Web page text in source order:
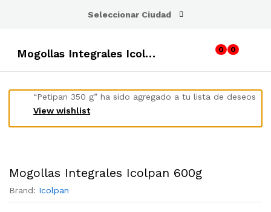
Seleccionar Ciudad
Mogollas Integrales Icolpan 600g 0 0
View wishlist
“Petipan 350 g” ha sido agregado a tu lista de deseos
Mogollas Integrales Icolpan 600g
Brand: Icolpan